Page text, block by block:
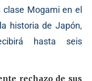
Mogami en el
historia de Japón,
hasta seis
rechazo de sus